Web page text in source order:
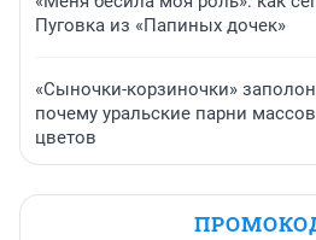
Пуговка из «Папиных дочек»
«Сыночки-корзиночки»
почему уральские парни
цветов